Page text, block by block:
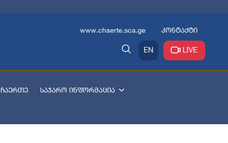
www.chaerte.sca.ge კონტაქტი
EN LIVE
ჩაერთე საჯარო ინფორმაცია